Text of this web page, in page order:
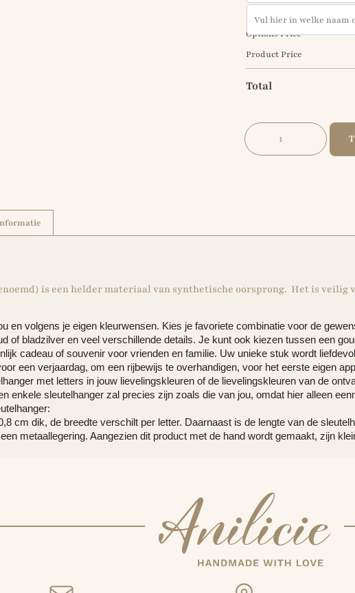
Options Price
Product Price
Total
is een helder materiaal van synthetische oorsprong. Het is veilig
en volgens je eigen kleurwensen. Kies je favoriete combinatie voor de
of bladzilver en veel verschillende details. Je kunt ook kiezen tussen een
cadeau of souvenir voor vrienden en familie. Uw unieke stuk wordt
een verjaardag, om een ​​rijbewijs te overhandigen, voor het eerste eigen
met letters in jouw lievelingskleuren of de lievelingskleuren van de
enkele sleutelhanger zal precies zijn zoals die van jou, omdat hier alleen
cm dik, de breedte verschilt per letter. Daarnaast is de lengte van de
metaallegering. Aangezien dit product met de hand wordt gemaakt, zijn